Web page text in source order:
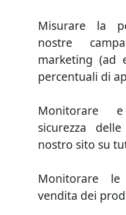
Misurare la
nostre
marketing (ad
percentuali di
Monitorare
sicurezza
nostro sito su
Monitorare
vendita dei